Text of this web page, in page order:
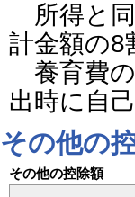
所得と同
計金額の8
養育費の
出時に自
その他の
その他の控除額